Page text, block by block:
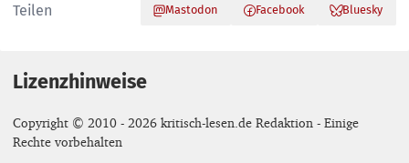
Teilen Mastodon Facebook Bluesky
Lizenzhinweise
Copyright © 2010 - 2026 kritisch-lesen.de Redaktion - Einige
Rechte vorbehalten